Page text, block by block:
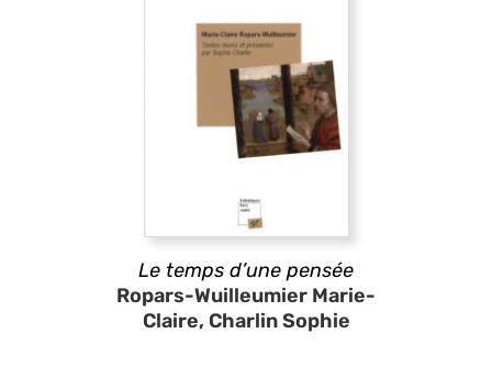
Le temps d’une pensée
Ropars-Wuilleumier Marie-
Claire, Charlin Sophie